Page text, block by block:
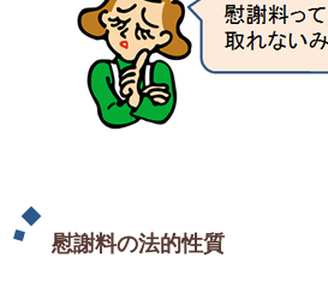
慰謝料の法的性質